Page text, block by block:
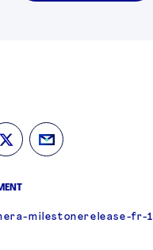
milestonerelease-fr-